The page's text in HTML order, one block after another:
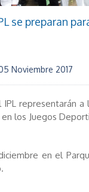
se preparan
Noviembre 2017
IPL representarán a
los Juegos
en el